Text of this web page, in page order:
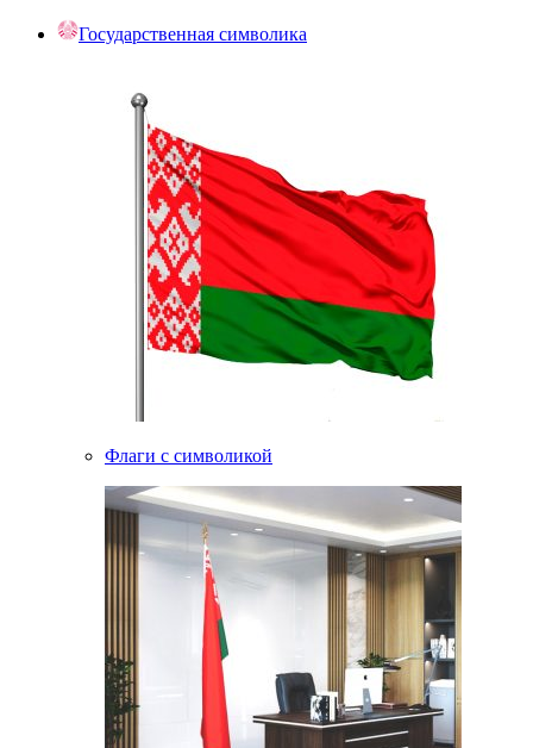
Государственная символика
Флаги с символикой